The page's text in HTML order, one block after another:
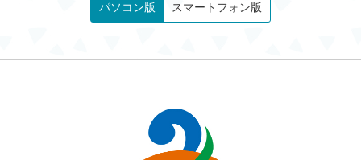
パソコン版 スマートフォン版